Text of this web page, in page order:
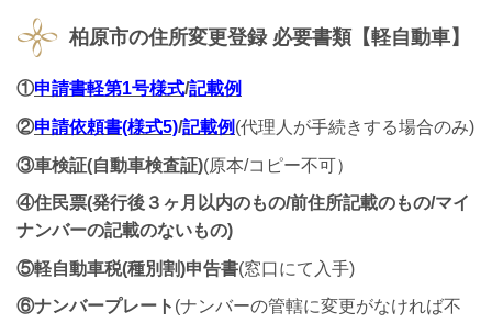
柏原市の住所変更登録 必要書類【軽自動車】
①申請書軽第1号様式/記載例
②申請依頼書(様式5)/記載例 (代理人が手続きする場合のみ)
③車検証(自動車検査証)(原本/コピー不可）
④住民票(発行後３ヶ月以内のもの/前住所記載のもの/マイ
ナンバーの記載のないもの)
⑤軽自動車税(種別割)申告書(窓口にて入手)
⑥ナンバープレート (ナンバーの管轄に変更がなければ不